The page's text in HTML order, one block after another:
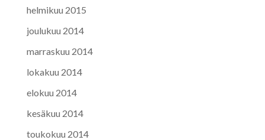
helmikuu 2015
joulukuu 2014
marraskuu 2014
lokakuu 2014
elokuu 2014
kesäkuu 2014
toukokuu 2014